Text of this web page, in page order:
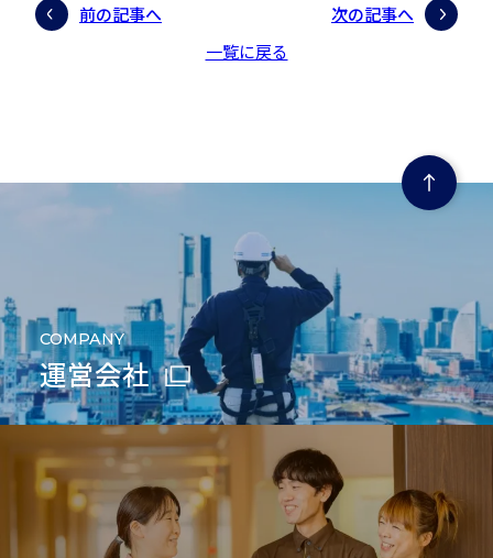
前の記事へ
一覧に戻る
次の記事へ
ページの先頭にもどる
COMPANY
運営会社